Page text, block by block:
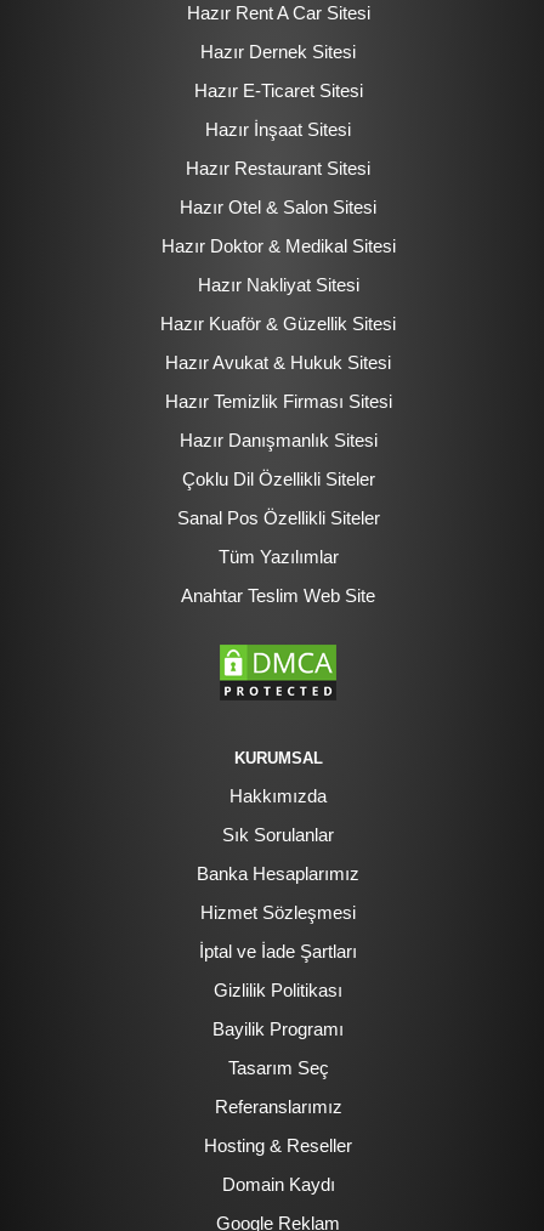
Hazır Rent A Car Sitesi
Hazır Dernek Sitesi
Hazır E-Ticaret Sitesi
Hazır İnşaat Sitesi
Hazır Restaurant Sitesi
Hazır Otel & Salon Sitesi
Hazır Doktor & Medikal Sitesi
Hazır Nakliyat Sitesi
Hazır Kuaför & Güzellik Sitesi
Hazır Avukat & Hukuk Sitesi
Hazır Temizlik Firması Sitesi
Hazır Danışmanlık Sitesi
Çoklu Dil Özellikli Siteler
Sanal Pos Özellikli Siteler
Tüm Yazılımlar
Anahtar Teslim Web Site
KURUMSAL
Hakkımızda
Sık Sorulanlar
Banka Hesaplarımız
Hizmet Sözleşmesi
İptal ve İade Şartları
Gizlilik Politikası
Bayilik Programı
Tasarım Seç
Referanslarımız
Hosting & Reseller
Domain Kaydı
Google Reklam